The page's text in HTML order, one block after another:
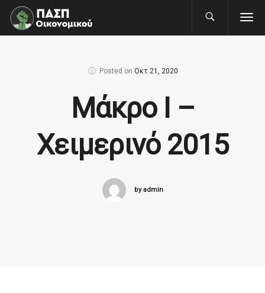
Posted on Οκτ 21, 2020
Μάκρο Ι –
Χειμερινό 2015
by admin